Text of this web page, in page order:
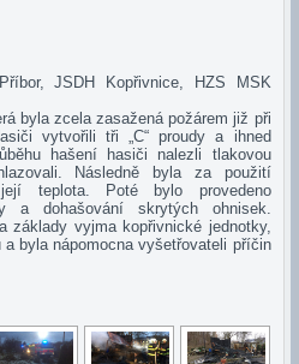
JSDH Kopřivnice, HZS MSK
byla zcela zasažená požárem již při
vytvořili tři „C“ proudy a ihned
hašení hasiči nalezli tlakovou
Následně byla za použití
její teplota. Poté bylo provedeno
a dohašování skrytých ohnisek.
základy vyjma kopřivnické jednotky,
byla nápomocna vyšetřovateli příčin